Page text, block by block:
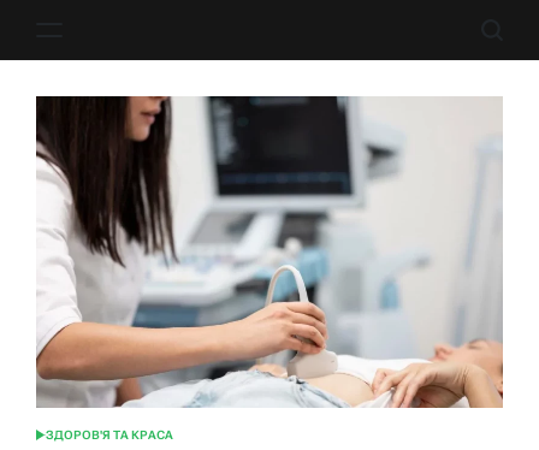
ОПУБЛІКУВАТИ
ЗДОРОВ'Я ТА КРАСА